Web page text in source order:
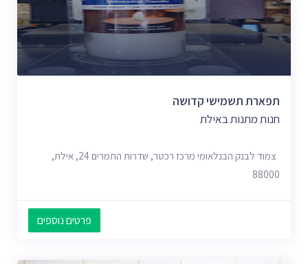
תפארת תשמישי קדושה
חנות מתנות באילת
צמוד לבנק הבנלאומי מרכז רכטר, שדרות התמרים 24, אילת,
88000
פרטים נוספים